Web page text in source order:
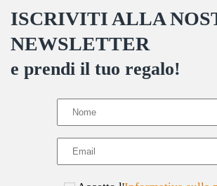
ISCRIVITI ALLA
NEWSLETTER
e prendi il tuo regalo!